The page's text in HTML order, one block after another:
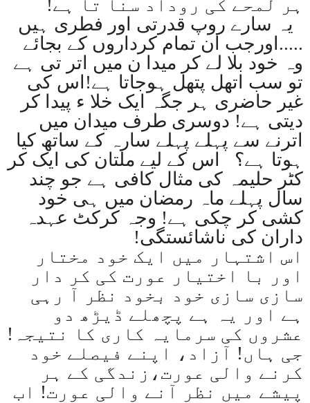
ہر لمحے کی روداد سنا تا ہے!
یہ سارے روپ قدرتی اور فطری ہیں
.....اورجب ان تمام کرداروں کے بجائے
وہ خود بلا لے کر میدا ن میں اتر تی ہے
تو سب اتھل پتھل ہوجاتا ہے!اس کی
غیر حاضری ہر جگہ ایک خلا ء پیدا کر
دیتی ہے! دوسری طرف میدان میں
اترنے سے پہلے پہلے سارہ کے ساتھ کیا
ہوتا ہے؟ اس کے لیے ملتان کی ایک کر
کٹر حلیمہ کی مثال کافی ہے جو چند
سال پہلے ماہ رمضان میں ہی خود
کشی کر چکی ہے! وجہ کرکٹ عہدہ
داران کی ناشائستگی!
اس اشتہار میں ایک خود مختار
اور با اختیار عورت کی کر دار
سازی سازی خود بخود نظر آ رہی
ہے اور یہ ہے پچھلے ڈیڑھ دو
عشروں کی سرمایہ کاری کا نتیجہ!
جی ہاں! آزاد، اپنے فیصلے خود
کرنے والی عورت،زندگی کے ہر
پیشے میں نظر آنے والی عورت! اب